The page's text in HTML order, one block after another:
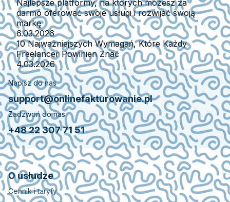
Najlepsze platformy, na których możesz za
darmo oferować swoje usługi i rozwijać swoją
markę
6.03.2026
10 Najważniejszych Wymagań, Które Każdy
Freelancer Powinien Znać
4.03.2026
Napisz do nas
support@onlinefakturowanie.pl
Zadzwoń do nas
+48 22 307 71 51
O usłudze
Cennik i taryfy